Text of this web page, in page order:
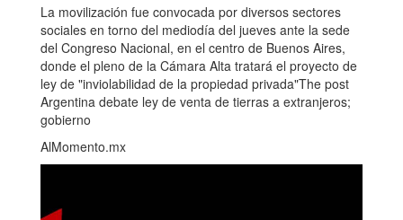
La movilización fue convocada por diversos sectores
sociales en torno del mediodía del jueves ante la sede
del Congreso Nacional, en el centro de Buenos Aires,
donde el pleno de la Cámara Alta tratará el proyecto de
ley de "inviolabilidad de la propiedad privada"The post
Argentina debate ley de venta de tierras a extranjeros;
gobierno
AlMomento.mx